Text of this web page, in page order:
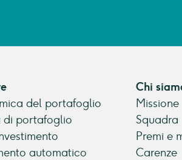
del portafoglio
di portafoglio
automatico
Chi
Missione
Squadra
Premi e
Carenze